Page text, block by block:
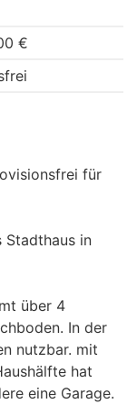
€
für
Stadthaus in
über 4
In der
nutzbar. mit
hat
eine Garage.